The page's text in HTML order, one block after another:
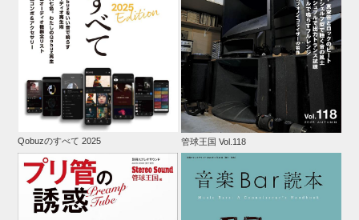
Qobuzのすべて 2025 管球王国 Vol.118